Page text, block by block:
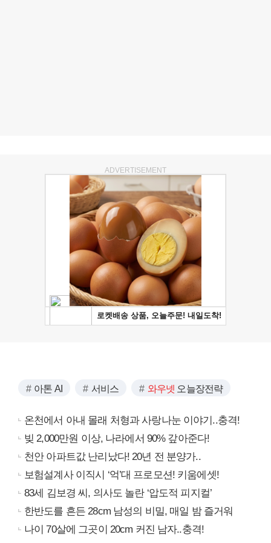
ADVERTISEMENT
아톤 AI 서비스 와우넷 오늘장전략
온천에서 아내 몰래 처형과 사랑나눈 이야기..충격!
빚 2,000만원 이상, 나라에서 90% 갚아준다!
천안 아파트값 난리났다! 20년 전 분양가..
보험설계사 이직시 ‘억’대 프로모션! 키움에셋!
83세 김보경 씨, 의사도 놀란 ‘압도적 피지컬’
한반도를 흔든 28cm 남성의 비밀, 매일 밤 즐거워
나이 70살에 그곳이 20cm 커진 남자..충격!